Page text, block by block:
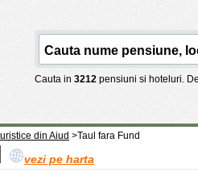
Cauta in 3212 pensiuni si hoteluri.
din Aiud >Taul fara Fund
vezi pe harta